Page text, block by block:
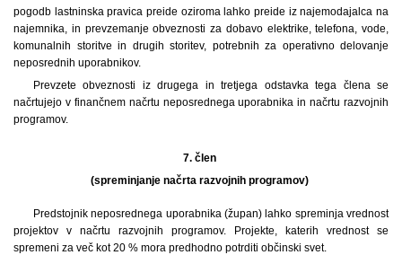
pogodb lastninska pravica preide oziroma lahko preide iz najemodajalca na
najemnika, in prevzemanje obveznosti za dobavo elektrike, telefona, vode,
komunalnih storitve in drugih storitev, potrebnih za operativno delovanje
neposrednih uporabnikov.
Prevzete obveznosti iz drugega in tretjega odstavka tega člena se
načrtujejo v finančnem načrtu neposrednega uporabnika in načrtu razvojnih
programov.
7. člen
(spreminjanje načrta razvojnih programov)
Predstojnik neposrednega uporabnika (župan) lahko spreminja vrednost
projektov v načrtu razvojnih programov. Projekte, katerih vrednost se
spremeni za več kot 20 % mora predhodno potrditi občinski svet.